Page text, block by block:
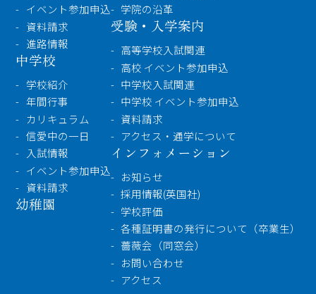
イベント参加申込
資料請求
進路情報
中学校
学校紹介
年間行事
カリキュラム
信愛中の一日
入試情報
イベント参加申込
資料請求
幼稚園
学院の沿革
受験・入学案内
高等学校入試関連
高校 イベント参加申込
中学校入試関連
中学校 イベント参加申込
資料請求
アクセス・通学について
インフォメーション
お知らせ
採用情報(英国社)
学校評価
各種証明書の発行について（卒業生）
薔薇会（同窓会）
お問い合わせ
アクセス